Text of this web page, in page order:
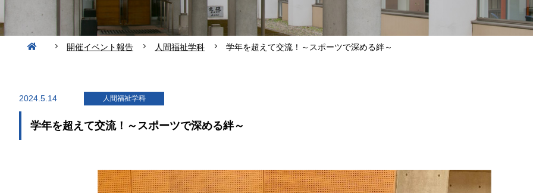
開催イベント報告 人間福祉学科 学年を超えて交流！～スポーツで深める絆～
2024.5.14 人間福祉学科
学年を超えて交流！～スポーツで深める絆～